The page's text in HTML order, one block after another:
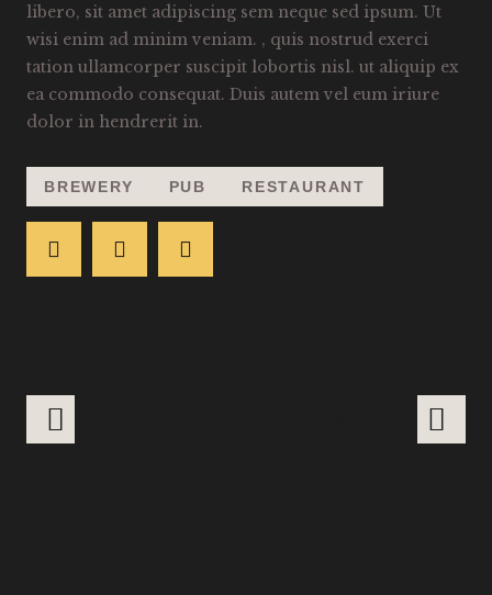
libero, sit amet adipiscing sem neque sed ipsum. Ut
wisi enim ad minim veniam. , quis nostrud exerci
tation ullamcorper suscipit lobortis nisl. ut aliquip ex
ea commodo consequat. Duis autem vel eum iriure
dolor in hendrerit in.
BREWERY PUB RESTAURANT